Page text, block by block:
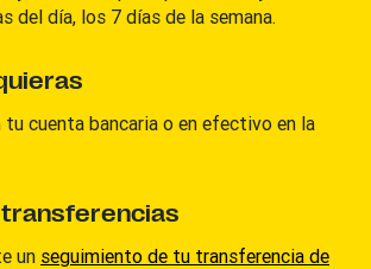
del día, los 7 días de la semana.
tu cuenta bancaria o en efectivo en la
un seguimiento de tu transferencia de